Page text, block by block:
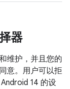
器
维护，并且您的
意。用户可以拒
14 的设